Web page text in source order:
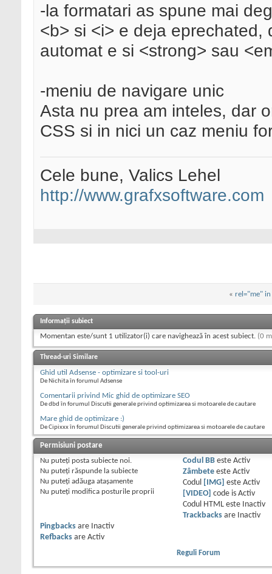
-la formatari as spune mai
<b> si <i> e deja
automat e si <strong> sau
-meniu de navigare unic
Asta nu prea am inteles, dar
CSS si in nici un caz meniu
Cele bune, Valics Lehel
http://www.grafxsoftware.com
« rel="me" in
Informații subiect
Momentan este/sunt 1 utilizator(i) care navighează în acest subiect. (0
Thread-uri Similare
Ghid util Adsense - optimizare si tool-uri
De Nichita în forumul Adsense
Comentarii privind Mic ghid de optimizare SEO
De dbd în forumul Discutii generale privind optimizarea si motoarele de cautare
Mare ghid de optimizare :)
De Cipixxx în forumul Discutii generale privind optimizarea si motoarele de cautare
Permisiuni postare
Nu puteţi posta subiecte noi.
Nu puteţi răspunde la subiecte
Nu puteţi adăuga ataşamente
Nu puteţi modifica posturile proprii
Codul BBeste Activ
Zâmbeteeste Activ
Codul
[IMG] este Activ
[VIDEO] code is Activ
Codul HTML este
Inactiv
Trackbacksare
Inactiv
Pingbacks are
Inactiv
Refbacks are Activ
Reguli Forum